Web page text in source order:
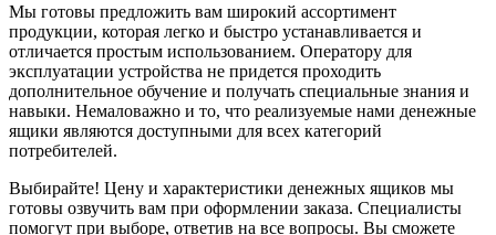
Мы готовы предложить вам широкий ассортимент
продукции, которая легко и быстро устанавливается и
отличается простым использованием. Оператору для
эксплуатации устройства не придется проходить
дополнительное обучение и получать специальные знания и
навыки. Немаловажно и то, что реализуемые нами денежные
ящики являются доступными для всех категорий
потребителей.
Выбирайте! Цену и характеристики денежных ящиков мы
готовы озвучить вам при оформлении заказа. Специалисты
помогут при выборе, ответив на все вопросы. Вы сможете